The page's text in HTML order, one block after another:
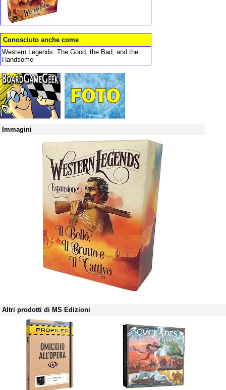
Conosciuto anche come
Western Legends: The Good, the Bad, and the
Handsome
Immagini
Altri prodotti di MS Edizioni